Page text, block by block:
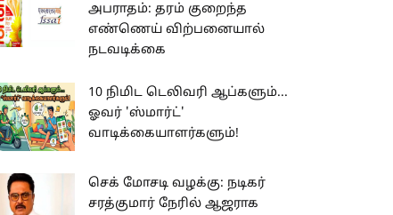
அபராதம்: தரம் குறைந்த
எண்ணெய் விற்பனையால்
நடவடிக்கை
10 நிமிட டெலிவரி ஆப்களும்...
ஓவர் 'ஸ்மார்ட்'
வாடிக்கையாளர்களும்!
செக் மோசடி வழக்கு: நடிகர்
சரத்குமார் நேரில் ஆஜராக